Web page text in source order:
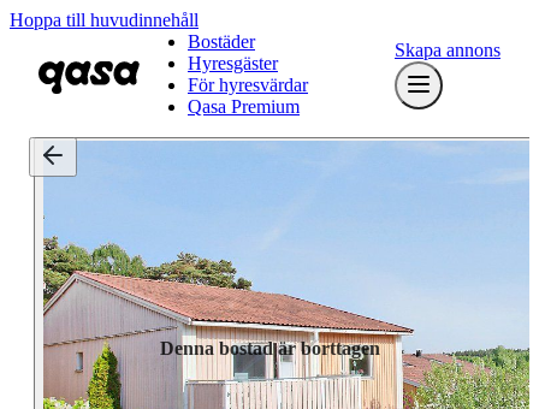
Hoppa till huvudinnehåll
Bostäder
Hyresgäster
För hyresvärdar
Qasa Premium
Skapa annons
Denna bostad är borttagen